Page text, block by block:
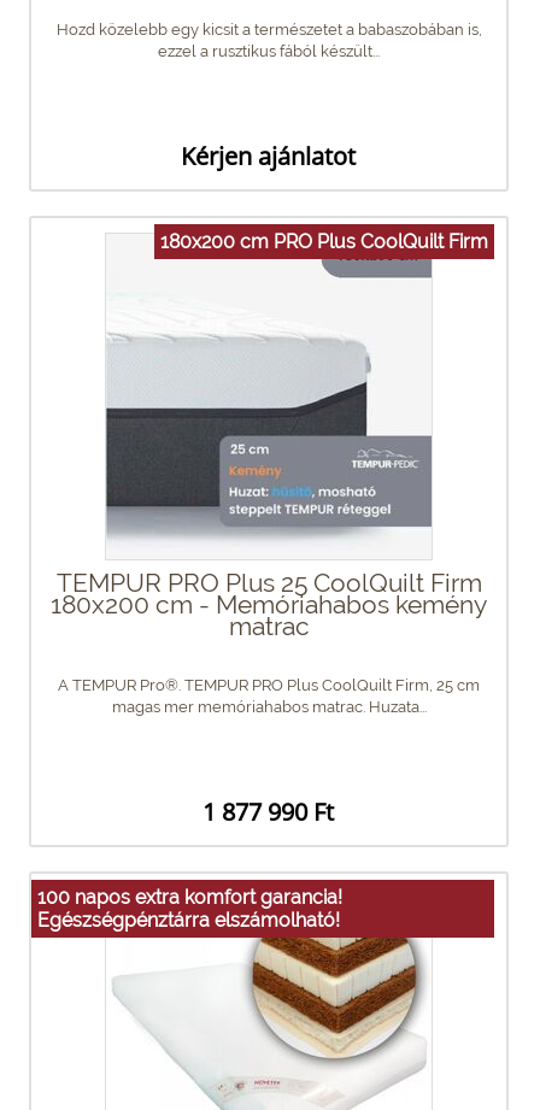
Hozd közelebb egy kicsit a természetet a babaszobában is,
ezzel a rusztikus fából készült...
Kérjen ajánlatot
180x200 cm PRO Plus CoolQuilt Firm
TEMPUR PRO Plus 25 CoolQuilt Firm
180x200 cm - Memóriahabos kemény
matrac
A TEMPUR Pro®. TEMPUR PRO Plus CoolQuilt Firm, 25 cm
magas mer memóriahabos matrac. Huzata...
1 877 990 Ft
100 napos extra komfort garancia!
Egészségpénztárra elszámolható!